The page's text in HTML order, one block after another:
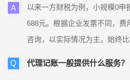
A
以来一方财税为例，小规模0申
688元。根据企业发票不同，费
咨询，以实际情况为主。始终
Q 代理记账一般提供什么服务？